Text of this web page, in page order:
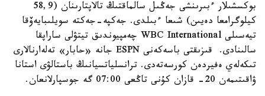
بوكسشىلار ءبىرىنشى جەڭىل سالماقتىڭ تالاپتارىنان (58,9
كيلوگرامعا دەيىن) شىعا ءبىلدى. جەكپە-جەكتە سويلىبايەۆقا
تيەسىلى WBC International چەمپيوندىق تيتۋلى ساراپقا
سالىنادى. قىزىقتى باسەكەنى ESPN جانە «حابار» تەلەارنالارى
تىكەلەي ەفيردەن كورسەتەدى. ترانسلياتسيانىڭ باستالۋى استانا
ۋاقىتىمەن 20- قازان كۇنى تاڭعى 07:00 گە جوسپارلانعان.